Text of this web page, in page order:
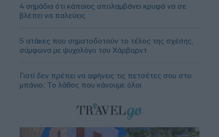
4 σημάδια ότι κάποιος απολαμβάνει κρυφά να σε
βλέπει να παλεύεις
5 ατάκες που σηματοδοτούν το τέλος της σχέσης,
σύμφωνα με ψυχολόγο του Χάρβαρντ
Γιατί δεν πρέπει να αφήνεις τις πετσέτες σου στο
μπάνιο; Το λάθος που κάνουμε όλοι